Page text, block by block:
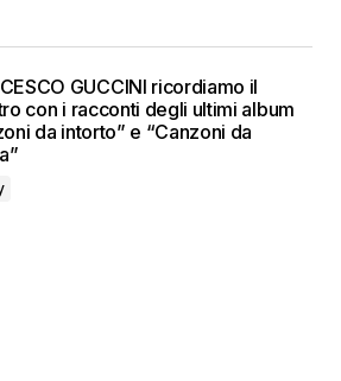
GUCCINI ricordiamo il
con i racconti degli ultimi album
da intorto” e “Canzoni da